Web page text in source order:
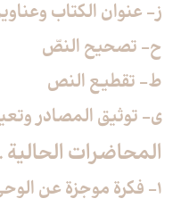
ز- عنوان الكتاب
ح- تصحيح النصّ
ط- تقطيع النص
ي- توثيق المصادر
المحاضرات
1- فكرة موجزة عن الوحي